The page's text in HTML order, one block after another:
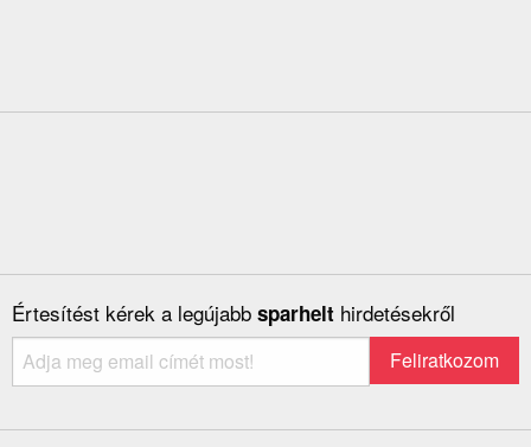
Értesítést kérek a legújabb sparhelt hirdetésekről